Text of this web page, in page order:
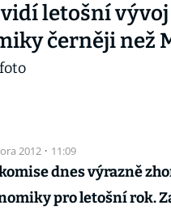
letošní vývoj
černěji než
2012 · 11:09
dnes výrazně
pro letošní rok.